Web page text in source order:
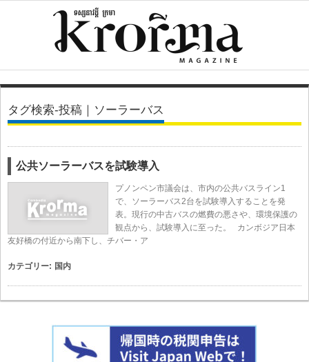
タグ検索-投稿｜ソーラーバス
公共ソーラーバスを試験導入
プノンペン市議会は、市内の公共バスライン1
で、ソーラーバス2台を試験導入することを発
表。現行の中古バスの燃費の悪さや、環境保護の
観点から、試験導入に至った。 カンボジア日本
友好橋の付近から南下し、チバー・ア
カテゴリー: 国内